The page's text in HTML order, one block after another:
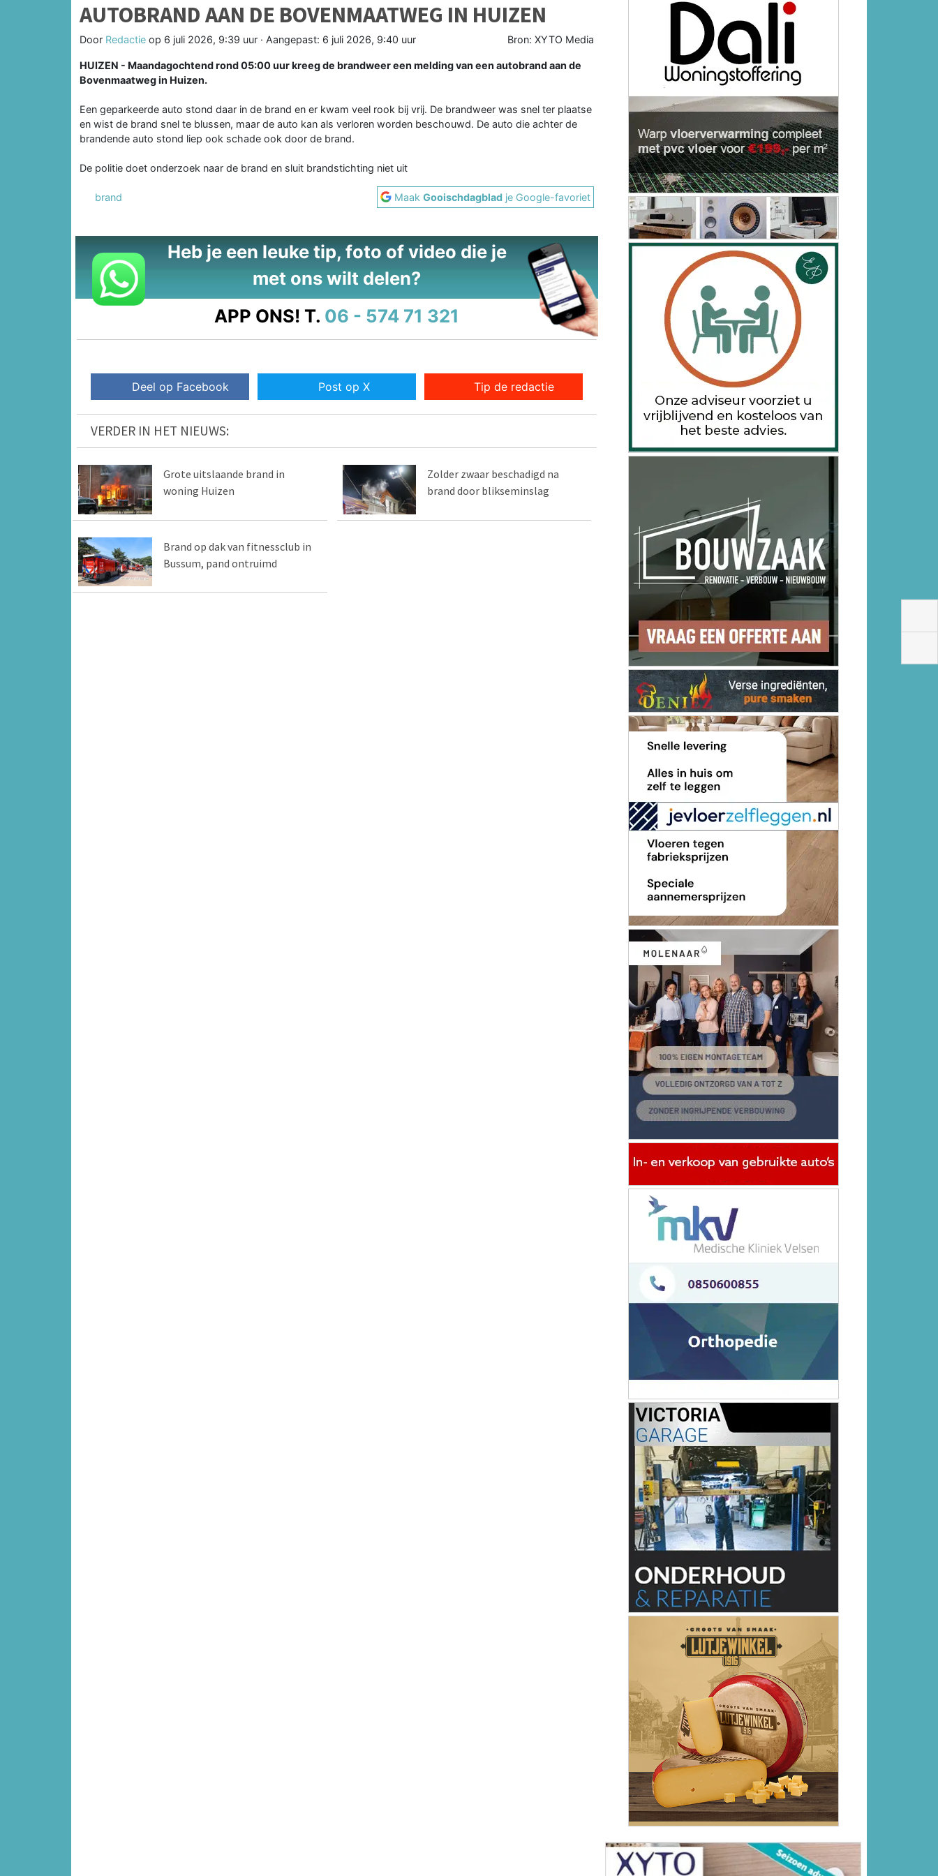
AUTOBRAND AAN DE BOVENMAATWEG IN HUIZEN
Door Redactie op 6 juli 2026, 9:39 uur · Aangepast: 6 juli 2026, 9:40 uur Bron: XYTO Media
HUIZEN - Maandagochtend rond 05:00 uur kreeg de brandweer een melding van een autobrand aan de
Bovenmaatweg in Huizen.
Een geparkeerde auto stond daar in de brand en er kwam veel rook bij vrij. De brandweer was snel ter plaatse
en wist de brand snel te blussen, maar de auto kan als verloren worden beschouwd. De auto die achter de
brandende auto stond liep ook schade ook door de brand.
De politie doet onderzoek naar de brand en sluit brandstichting niet uit
brand MaakGooischdagblad je Google-favoriet
Heb je een leuke tip, foto of video die je
met ons wilt delen?
APP ONS! T. 06 - 574 71 321
Deel op Facebook Post op X Tip de redactie
VERDER IN HET NIEUWS:
Grote uitslaande brand in
woning Huizen
Zolder zwaar beschadigd na
brand door blikseminslag
Brand op dak van fitnessclub in
Bussum, pand ontruimd